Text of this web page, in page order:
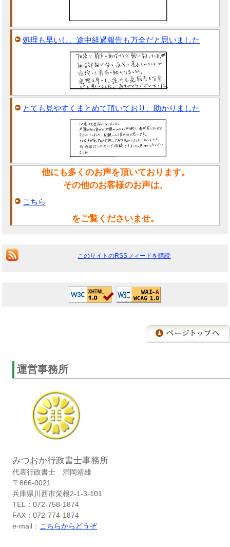
処理も早いし、途中経過報告も万全だと思いました
とても見やすくまとめて頂いており、助かりました
他にも多くのお声を頂いております。
その他のお客様のお声は、
こちら
をご覧くださいませ。
このサイトのRSSフィードを購読
運営事務所
みつおか行政書士事務所
代表行政書士 満岡靖雄
〒666-0021
兵庫県川西市栄根2-1-3-101
TEL：072-758-1874
FAX：072-774-1874
e-mail： こちらからどうぞ